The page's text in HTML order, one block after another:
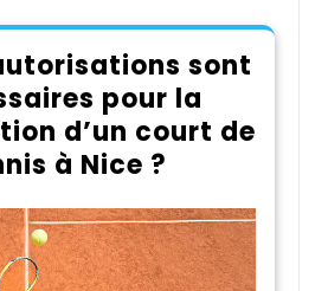
sont
pour la
d’un court de
à Nice ?